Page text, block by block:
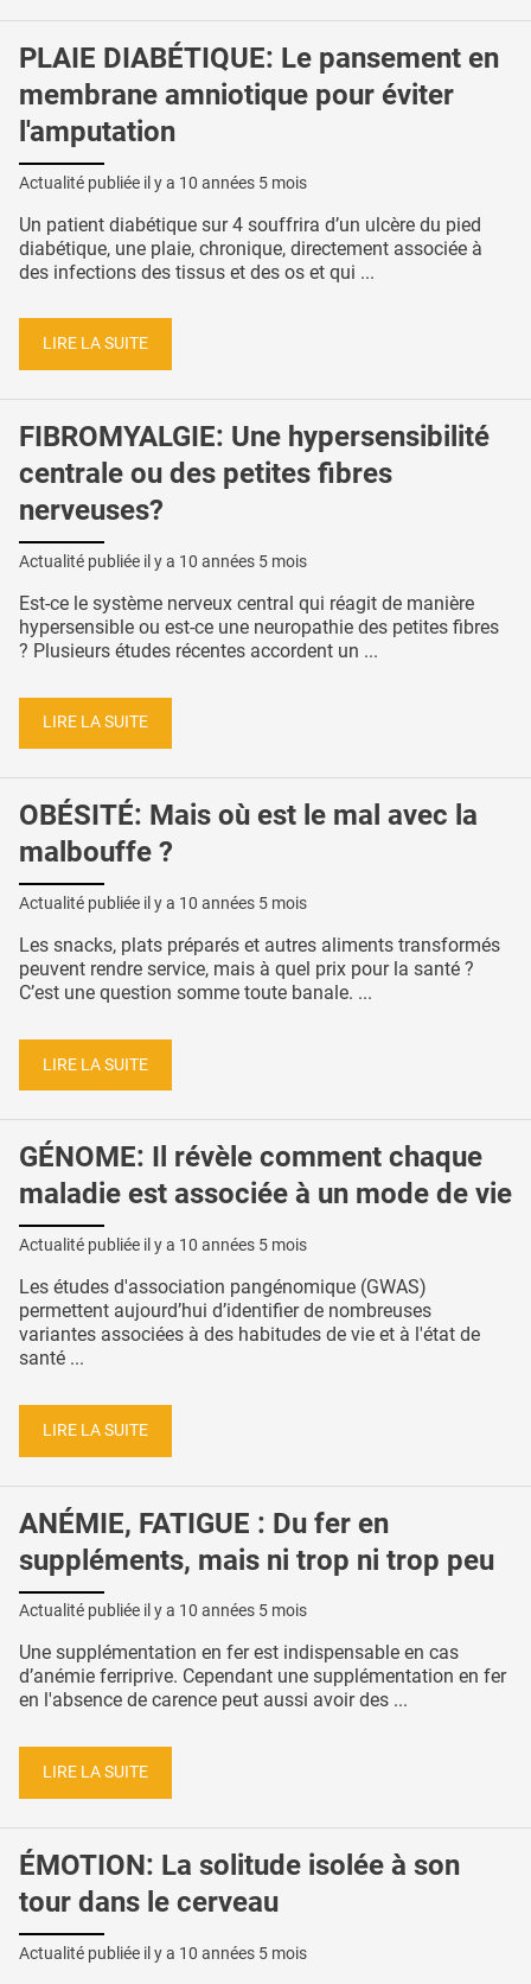
PLAIE DIABÉTIQUE: Le pansement en
membrane amniotique pour éviter
l'amputation
Actualité publiée il y a 10 années 5 mois
Un patient diabétique sur 4 souffrira d’un ulcère du pied
diabétique, une plaie, chronique, directement associée à
des infections des tissus et des os et qui ...
LIRE LA SUITE
FIBROMYALGIE: Une hypersensibilité
centrale ou des petites fibres
nerveuses?
Actualité publiée il y a 10 années 5 mois
Est-ce le système nerveux central qui réagit de manière
hypersensible ou est-ce une neuropathie des petites fibres
? Plusieurs études récentes accordent un ...
LIRE LA SUITE
OBÉSITÉ: Mais où est le mal avec la
malbouffe ?
Actualité publiée il y a 10 années 5 mois
Les snacks, plats préparés et autres aliments transformés
peuvent rendre service, mais à quel prix pour la santé ?
C’est une question somme toute banale. ...
LIRE LA SUITE
GÉNOME: Il révèle comment chaque
maladie est associée à un mode de vie
Actualité publiée il y a 10 années 5 mois
Les études d'association pangénomique (GWAS)
permettent aujourd’hui d’identifier de nombreuses
variantes associées à des habitudes de vie et à l'état de
santé ...
LIRE LA SUITE
ANÉMIE, FATIGUE : Du fer en
suppléments, mais ni trop ni trop peu
Actualité publiée il y a 10 années 5 mois
Une supplémentation en fer est indispensable en cas
d’anémie ferriprive. Cependant une supplémentation en fer
en l'absence de carence peut aussi avoir des ...
LIRE LA SUITE
ÉMOTION: La solitude isolée à son
tour dans le cerveau
Actualité publiée il y a 10 années 5 mois